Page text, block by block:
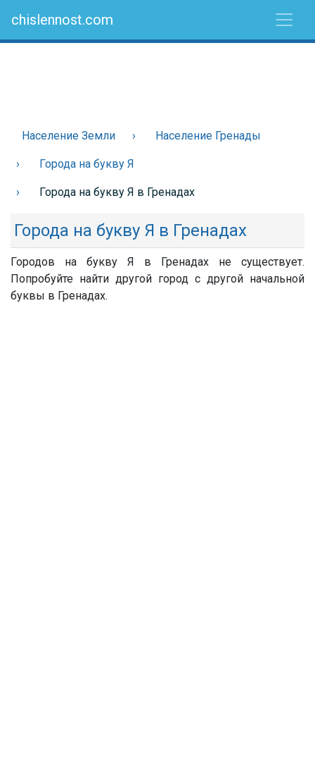
chislennost.com
Население Земли Население Гренады
Города на букву Я
Города на букву Я в Гренадах
Города на букву Я в Гренадах
Городов на букву Я в Гренадах не существует.
Попробуйте найти другой город с другой начальной
буквы в Гренадах.